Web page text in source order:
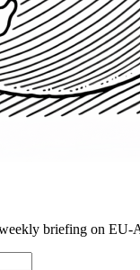
briefing on EU-